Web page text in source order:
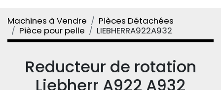
Machines à Vendre
Pièces Détachées
Pièce pour pelle
LIEBHERRA922A932
Reducteur de rotation
Liebherr A922 A932